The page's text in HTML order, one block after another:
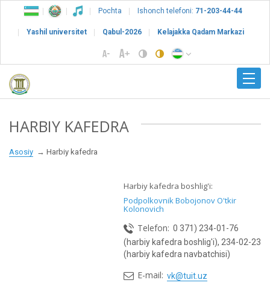
Pochta Ishonch telefoni: 71-203-44-44
Yashil universitet Qabul-2026 Kelajakka Qadam Markazi
HARBIY KAFEDRA
Asosiy Harbiy kafedra
Harbiy kafedra boshlig'i:
Podpolkovnik Bobojonov O'tkir
Kolonovich
Telefon: 0 371) 234-01-76
(harbiy kafedra boshlig'i), 234-02-23
(harbiy kafedra navbatchisi)
E-mail: vk@tuit.uz